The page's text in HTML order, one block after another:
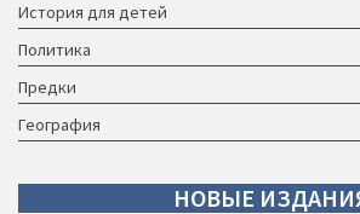
История для детей
Политика
Предки
География
НОВЫЕ